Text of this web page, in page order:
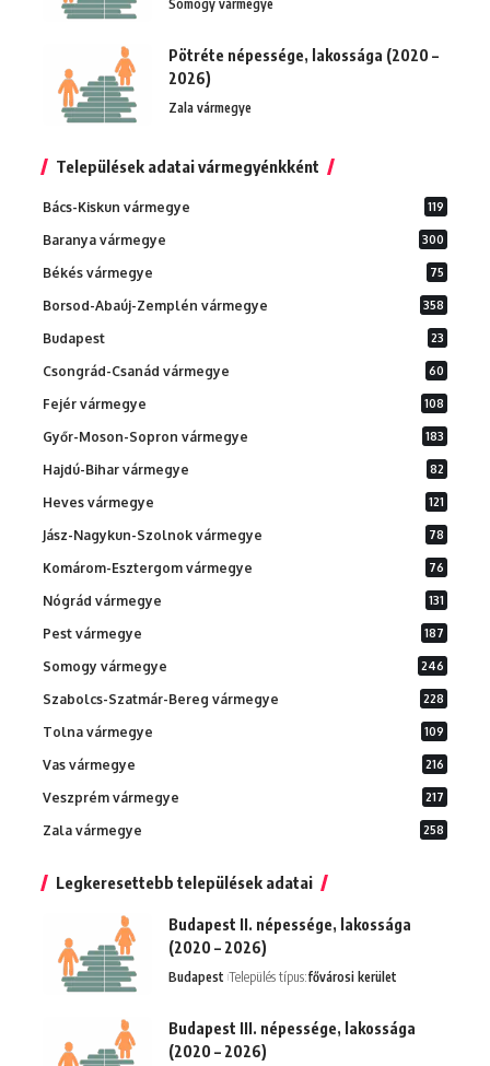
Somogy vármegye
Pötréte népessége, lakossága (2020 –
2026)
Zala vármegye
Települések adatai vármegyénkként
Bács-Kiskun vármegye 119
Baranya vármegye 300
Békés vármegye 75
Borsod-Abaúj-Zemplén vármegye 358
Budapest 23
Csongrád-Csanád vármegye 60
Fejér vármegye 108
Győr-Moson-Sopron vármegye 183
Hajdú-Bihar vármegye 82
Heves vármegye 121
Jász-Nagykun-Szolnok vármegye 78
Komárom-Esztergom vármegye 76
Nógrád vármegye 131
Pest vármegye 187
Somogy vármegye 246
Szabolcs-Szatmár-Bereg vármegye 228
Tolna vármegye 109
Vas vármegye 216
Veszprém vármegye 217
Zala vármegye 258
Legkeresettebb települések adatai
Budapest II. népessége, lakossága
(2020 – 2026)
Budapest Település típus:fővárosi kerület
Budapest III. népessége, lakossága
(2020 – 2026)